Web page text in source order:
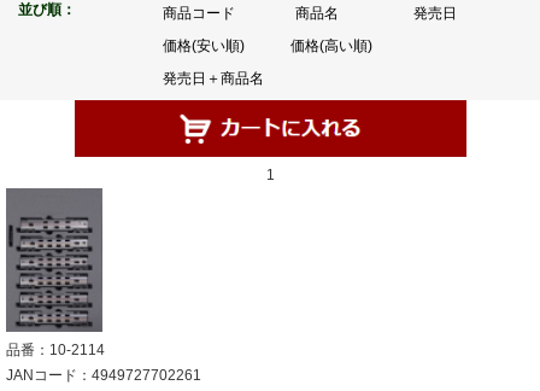
並び順： 商品コード 商品名
発売日
価格(安い順)
価格(高い順)
発売日＋商品名
1
品番：10-2114
JANコード：4949727702261